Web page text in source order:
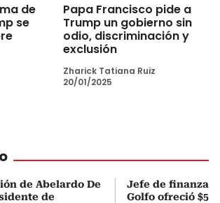
de
se
Papa Francisco pide a
Trump un gobierno sin
odio, discriminación y
exclusión
Zharick Tatiana Ruiz
20/01/2025
de Abelardo De
de
Jefe de finanzas
Golfo ofreció